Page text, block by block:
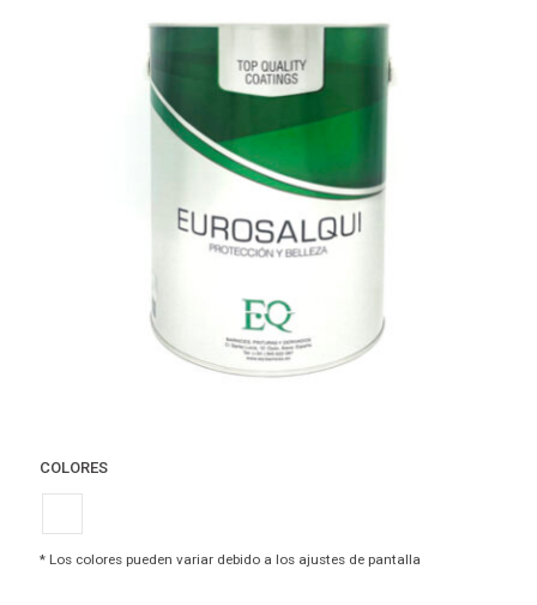
COLORES